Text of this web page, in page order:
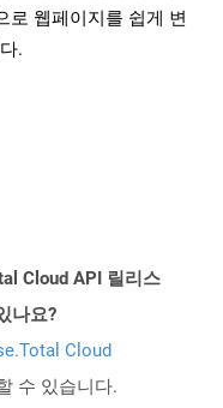
로 웹페이지를 쉽게 변
.
Cloud API 릴리스
나요?
Cloud
수 있습니다.